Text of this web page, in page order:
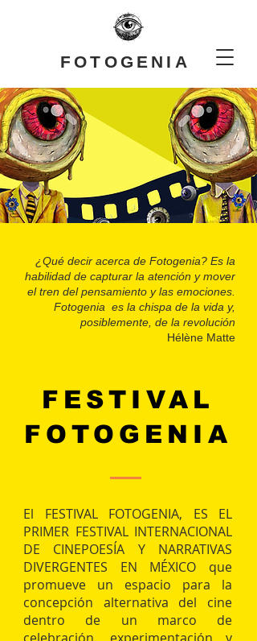
FOTOGENIA
¿Qué decir acerca de Fotogenia? Es la
habilidad de capturar la atención y mover
el tren del pensamiento y las emociones.
Fotogenia es la chispa de la vida y,
posiblemente, de la revolución
Hélène Matte
FESTIVAL
FOTOGENIA
El FESTIVAL FOTOGENIA, ES EL
PRIMER FESTIVAL INTERNACIONAL
DE CINEPOESÍA Y NARRATIVAS
DIVERGENTES EN MÉXICO que
promueve un espacio para la
concepción alternativa del cine
dentro de un marco de